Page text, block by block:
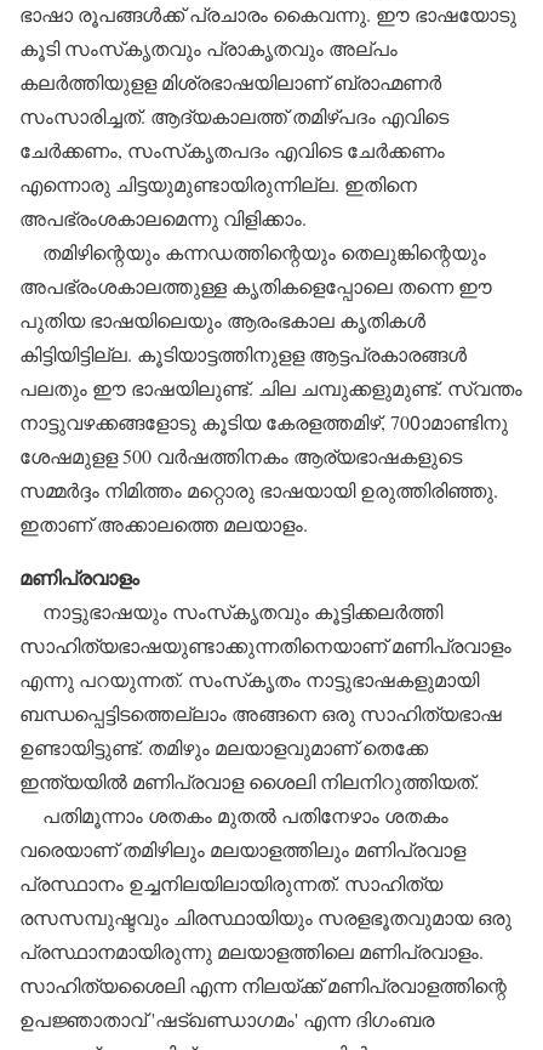
ഭാഷാ രൂപങ്ങള്‍ക്ക് പ്രചാരം കൈവന്നു. ഈ ഭാഷയോടു
കൂടി സംസ്‌കൃതവും പ്രാകൃതവും അല്പം
കലര്‍ത്തിയുളള മിശ്രഭാഷയിലാണ് ബ്രാഹ്മണര്‍
സംസാരിച്ചത്. ആദ്യകാലത്ത് തമിഴ്പദം എവിടെ
ചേര്‍ക്കണം, സംസ്‌കൃതപദം എവിടെ ചേര്‍ക്കണം
എന്നൊരു ചിട്ടയുമുണ്ടായിരുന്നില്ല. ഇതിനെ
അപഭ്രംശകാലമെന്നു വിളിക്കാം.
തമിഴിന്റെയും കന്നഡത്തിന്റെയും തെലുങ്കിന്റെയും
അപഭ്രംശകാലത്തുള്ള കൃതികളെപ്പോലെ തന്നെ ഈ
പുതിയ ഭാഷയിലെയും ആരംഭകാല കൃതികള്‍
കിട്ടിയിട്ടില്ല. കൂടിയാട്ടത്തിനുളള ആട്ടപ്രകാരങ്ങള്‍
പലതും ഈ ഭാഷയിലുണ്ട്. ചില ചമ്പുക്കളുമുണ്ട്. സ്വന്തം
നാട്ടുവഴക്കങ്ങളോടു കൂടിയ കേരളത്തമിഴ്, 700ാമാണ്ടിനു
ശേഷമുളള 500 വര്‍ഷത്തിനകം ആര്യഭാഷകളുടെ
സമ്മര്‍ദ്ദം നിമിത്തം മറ്റൊരു ഭാഷയായി ഉരുത്തിരിഞ്ഞു.
ഇതാണ് അക്കാലത്തെ മലയാളം.
മണിപ്രവാളം
നാട്ടുഭാഷയും സംസ്‌കൃതവും കൂട്ടിക്കലര്‍ത്തി
സാഹിത്യഭാഷയുണ്ടാക്കുന്നതിനെയാണ് മണിപ്രവാളം
എന്നു പറയുന്നത്. സംസ്‌കൃതം നാട്ടുഭാഷകളുമായി
ബന്ധപ്പെട്ടിടത്തെല്ലാം അങ്ങനെ ഒരു സാഹിത്യഭാഷ
ഉണ്ടായിട്ടുണ്ട്. തമിഴും മലയാളവുമാണ് തെക്കേ
ഇന്ത്യയില്‍ മണിപ്രവാള ശൈലി നിലനിറുത്തിയത്.
പതിമൂന്നാം ശതകം മുതല്‍ പതിനേഴാം ശതകം
വരെയാണ് തമിഴിലും മലയാളത്തിലും മണിപ്രവാള
പ്രസ്ഥാനം ഉച്ചനിലയിലായിരുന്നത്. സാഹിത്യ
രസസമ്പുഷ്ടവും ചിരസ്ഥായിയും സരളഭൂതവുമായ ഒരു
പ്രസ്ഥാനമായിരുന്നു മലയാളത്തിലെ മണിപ്രവാളം.
സാഹിത്യശൈലി എന്ന നിലയ്ക്ക് മണിപ്രവാളത്തിന്റെ
ഉപജ്ഞാതാവ് 'ഷട്ഖണ്ഡാഗമം' എന്ന ദിഗംബര